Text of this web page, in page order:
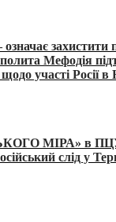
захистити
Мефодія
щодо участі
МІРА» в ПЦУ:
слід у